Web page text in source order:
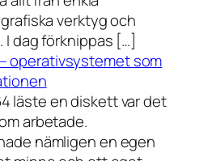
verktyg och
I dag förknippas […]
operativsystemet som
läste en diskett var det
arbetade.
nämligen en egen